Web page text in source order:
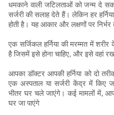
धमकाने वाली जटिलताओं को जन्म दे
सर्जरी की सलाह देते हैं। लेकिन हर
होती है। यह आकार और लक्षणों पर निर्भर
एक सर्जिकल हर्निया की मरम्मत में
है जिसमें इसे होना चाहिए, और इसे वहां
आपका डॉक्टर आपकी हर्निया को दो
एक अस्पताल या सर्जरी केंद्र में
भीतर घर चले जाएंगे। कई मामलों में,
घर जा पाएंगे